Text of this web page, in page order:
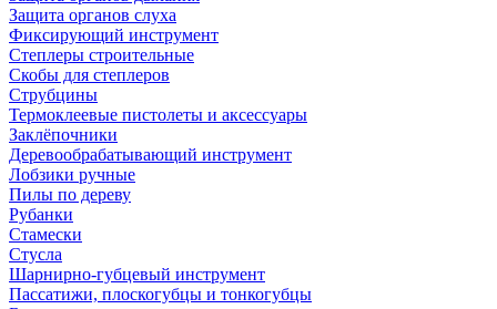
Защита органов слуха
Фиксирующий инструмент
Степлеры строительные
Скобы для степлеров
Струбцины
Термоклеевые пистолеты и аксессуары
Заклёпочники
Деревообрабатывающий инструмент
Лобзики ручные
Пилы по дереву
Рубанки
Стамески
Стусла
Шарнирно-губцевый инструмент
Пассатижи, плоскогубцы и тонкогубцы